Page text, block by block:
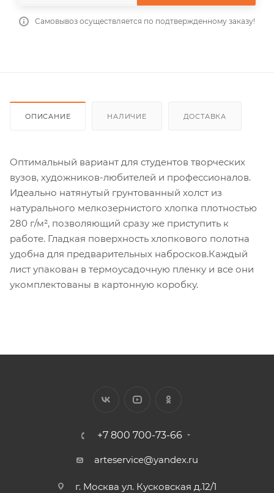
Самовывоз осуществляется по подтвержденному заказу!
ОПИСАНИЕ НАЛИЧИЕ ДОСТАВКА
Оптимальный вариант для студентов творческих
вузов, художников-любителей и профессионалов.
Идеально натянутый грунтованный холст из
натурального мелкозернистого хлопка плотностью
280 г/м², позволяющий сразу же приступить к
работе. Гладкая поверхность хлопкового полотна
удобна для предварительных набросков.Каждый
лист упакован в термоусадочную пленку и все они
укомплектованы в картонную коробку.
+7 800 700-73-66
arteservice@yandex.ru
г. Москва ул. Кусковская д.12/1